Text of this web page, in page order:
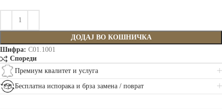
ДОДАЈ ВО КОШНИЧКА
Шифра: C01.1001
Спореди
Премиум квалитет и услуга
Бесплатна испорака и брза замена / поврат